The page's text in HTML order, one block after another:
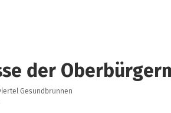
der
Gesundbrunnen